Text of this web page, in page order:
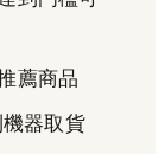
薦商品
器取貨